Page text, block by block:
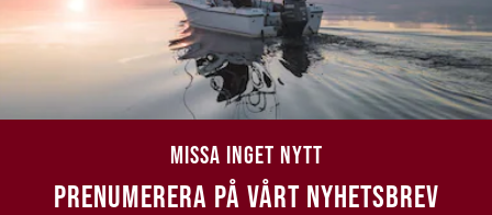
MISSA INGET NYTT
PRENUMERERA PÅ VÅRT NYHETSBREV